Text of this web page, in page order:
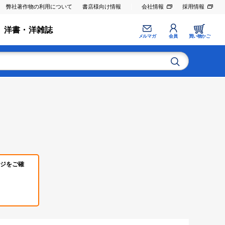
弊社著作物の利用について 書店様向け情報 会社情報 採用情報
洋書・洋雑誌
メルマガ 会員 買い物かご
をご確